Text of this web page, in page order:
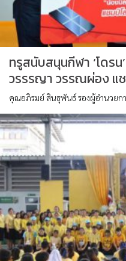
ทรูสนับสนุนกีฬา ‘โดร
วรรรญา วรรณผ่อง แช
คุณอภิรมย์ สินธุพันธ์ รองผู้อำนวยก